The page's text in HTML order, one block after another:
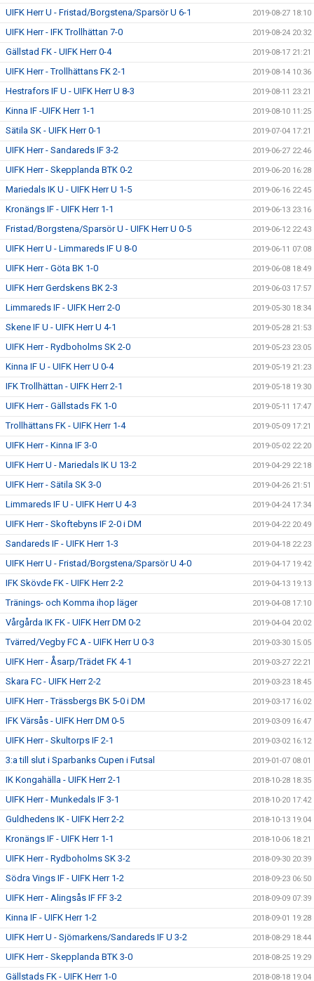
UIFK Herr U - Fristad/Borgstena/Sparsör U 6-1 2019-08-27 18:10
UIFK Herr - IFK Trollhättan 7-0 2019-08-24 20:32
Gällstad FK - UIFK Herr 0-4 2019-08-17 21:21
UIFK Herr - Trollhättans FK 2-1 2019-08-14 10:36
Hestrafors IF U - UIFK Herr U 8-3 2019-08-11 23:21
Kinna IF -UIFK Herr 1-1 2019-08-10 11:25
Sätila SK - UIFK Herr 0-1 2019-07-04 17:21
UIFK Herr - Sandareds IF 3-2 2019-06-27 22:46
UIFK Herr - Skepplanda BTK 0-2 2019-06-20 16:28
Mariedals IK U - UIFK Herr U 1-5 2019-06-16 22:45
Kronängs IF - UIFK Herr 1-1 2019-06-13 23:16
Fristad/Borgstena/Sparsör U - UIFK Herr U 0-5 2019-06-12 22:43
UIFK Herr U - Limmareds IF U 8-0 2019-06-11 07:08
UIFK Herr - Göta BK 1-0 2019-06-08 18:49
UIFK Herr Gerdskens BK 2-3 2019-06-03 17:57
Limmareds IF - UIFK Herr 2-0 2019-05-30 18:34
Skene IF U - UIFK Herr U 4-1 2019-05-28 21:53
UIFK Herr - Rydboholms SK 2-0 2019-05-23 23:05
Kinna IF U - UIFK Herr U 0-4 2019-05-19 21:23
IFK Trollhättan - UIFK Herr 2-1 2019-05-18 19:30
UIFK Herr - Gällstads FK 1-0 2019-05-11 17:47
Trollhättans FK - UIFK Herr 1-4 2019-05-09 17:21
UIFK Herr - Kinna IF 3-0 2019-05-02 22:20
UIFK Herr U - Mariedals IK U 13-2 2019-04-29 22:18
UIFK Herr - Sätila SK 3-0 2019-04-26 21:51
Limmareds IF U - UIFK Herr U 4-3 2019-04-24 17:34
UIFK Herr - Skoftebyns IF 2-0 i DM 2019-04-22 20:49
Sandareds IF - UIFK Herr 1-3 2019-04-18 22:23
UIFK Herr U - Fristad/Borgstena/Sparsör U 4-0 2019-04-17 19:42
IFK Skövde FK - UIFK Herr 2-2 2019-04-13 19:13
Tränings- och Komma ihop läger 2019-04-08 17:10
Vårgårda IK FK - UIFK Herr DM 0-2 2019-04-04 20:02
Tvärred/Vegby FC A - UIFK Herr U 0-3 2019-03-30 15:05
UIFK Herr - Åsarp/Trädet FK 4-1 2019-03-27 22:21
Skara FC - UIFK Herr 2-2 2019-03-23 18:45
UIFK Herr - Trässbergs BK 5-0 i DM 2019-03-17 16:02
IFK Värsås - UIFK Herr DM 0-5 2019-03-09 16:47
UIFK Herr - Skultorps IF 2-1 2019-03-02 16:12
3:a till slut i Sparbanks Cupen i Futsal 2019-01-07 08:01
IK Kongahälla - UIFK Herr 2-1 2018-10-28 18:35
UIFK Herr - Munkedals IF 3-1 2018-10-20 17:42
Guldhedens IK - UIFK Herr 2-2 2018-10-13 19:04
Kronängs IF - UIFK Herr 1-1 2018-10-06 18:21
UIFK Herr - Rydboholms SK 3-2 2018-09-30 20:39
Södra Vings IF - UIFK Herr 1-2 2018-09-23 06:50
UIFK Herr - Alingsås IF FF 3-2 2018-09-09 07:39
Kinna IF - UIFK Herr 1-2 2018-09-01 19:28
UIFK Herr U - Sjömarkens/Sandareds IF U 3-2 2018-08-29 18:44
UIFK Herr - Skepplanda BTK 3-0 2018-08-25 19:29
Gällstads FK - UIFK Herr 1-0 2018-08-18 19:04